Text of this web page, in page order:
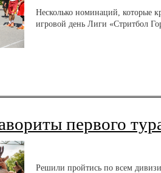
Несколько номинаций, которые
игровой день Лиги «Стритбол
первого
Решили пройтись по всем